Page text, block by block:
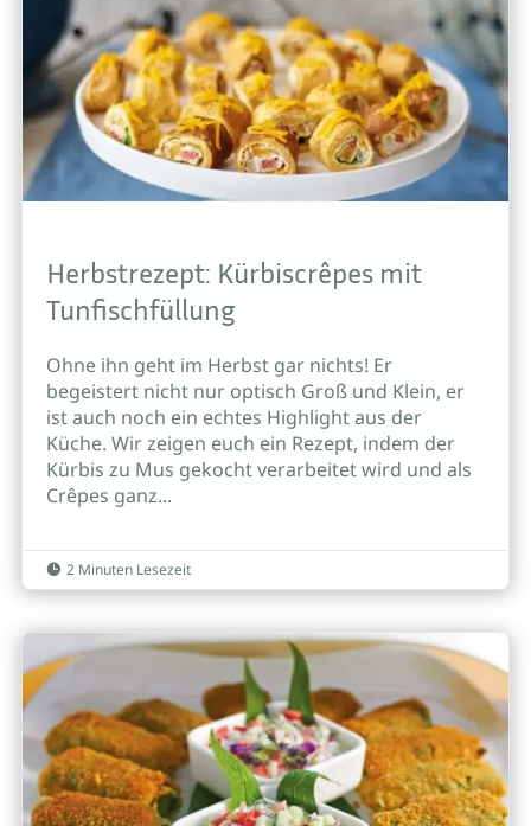
Herbstrezept: Kürbiscrêpes mit
Tunfischfüllung
Ohne ihn geht im Herbst gar nichts! Er
begeistert nicht nur optisch Groß und Klein, er
ist auch noch ein echtes Highlight aus der
Küche. Wir zeigen euch ein Rezept, indem der
Kürbis zu Mus gekocht verarbeitet wird und als
Crêpes ganz...
 2 Minuten Lesezeit